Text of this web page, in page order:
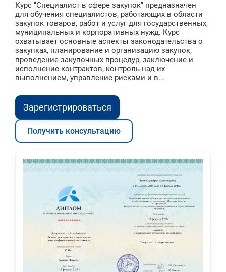
Курс "Специалист в сфере закупок" предназначен
для обучения специалистов, работающих в области
закупок товаров, работ и услуг для государственных,
муниципальных и корпоративных нужд. Курс
охватывает основные аспекты законодательства о
закупках, планирование и организацию закупок,
проведение закупочных процедур, заключение и
исполнение контрактов, контроль над их
выполнением, управление рисками и в...
Зарегистрироваться
Получить консультацию